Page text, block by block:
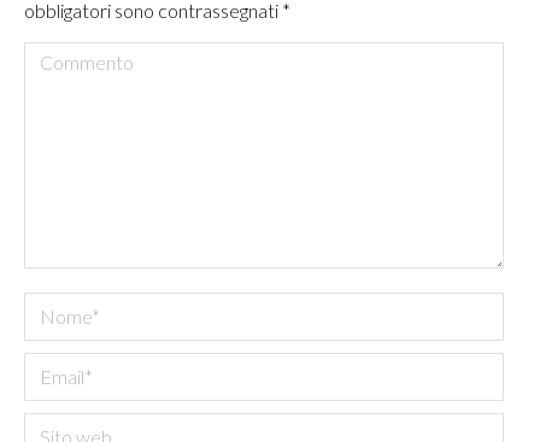
obbligatori sono contrassegnati *
Commento
Nome *
Email *
Sito web